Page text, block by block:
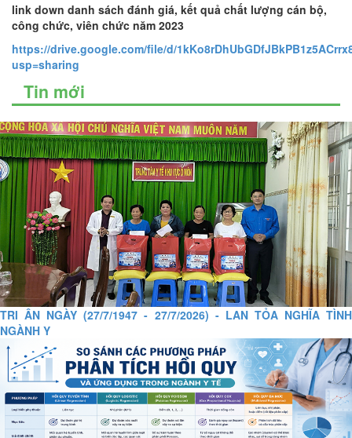
link down danh sách đánh giá, kết quả chất lượng cán bộ,
công chức, viên chức năm 2023
https://drive.google.com/file/d/
usp=sharing
Tin mới
TRI ÂN NGÀY (27/7/1947 - 27/7/2026) - LAN TỎA NGHĨA TÌNH
NGÀNH Y